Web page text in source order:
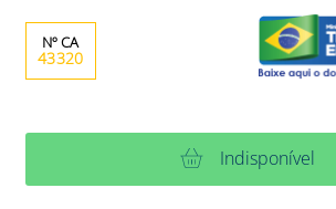
43320
Indisponível